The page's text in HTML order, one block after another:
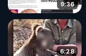
9:36
6:28